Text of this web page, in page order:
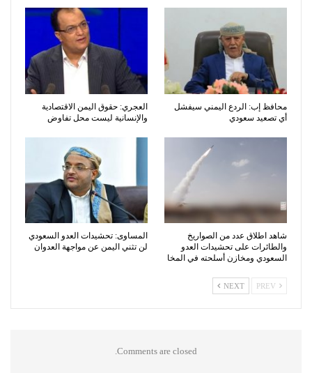
محافظ إب: الردع اليمني سيفشل
أي تصعيد سعودي
العجري: حقوق اليمن الاقتصادية
والإنسانية ليست محل تفاوض
شاهد اطلاق عدد من الصواريخ
والطائرات على تحشيدات العدو
السعودي ومخازن أسلحته في المخا
المساوى: تحشيدات العدو السعودي
لن تثني اليمن عن مواجهة العدوان
NEXT
Comments are closed.